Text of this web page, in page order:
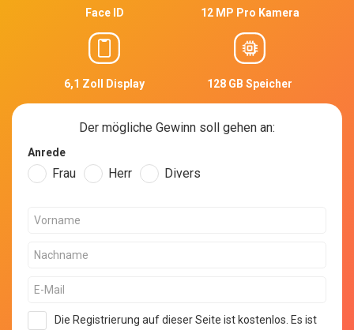
Face ID 12 MP Pro Kamera
6,1 Zoll Display 128 GB Speicher
Der mögliche Gewinn soll gehen an:
Anrede
Frau Herr Divers
Die Registrierung auf dieser Seite ist kostenlos. Es ist